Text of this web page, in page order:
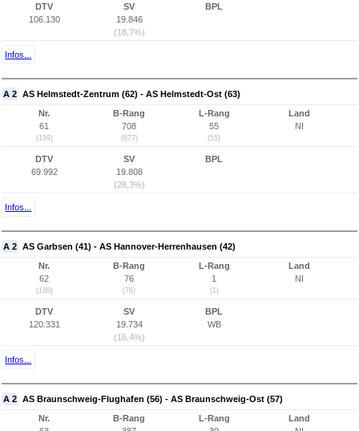
DTV
106.130
SV
19.846
(18,7%)
BPL
Infos...
A 2 AS Helmstedt-Zentrum (62) - AS Helmstedt-Ost (63)
Nr.
61
(199)
B-Rang
708
(677)
L-Rang
55
(55)
Land
NI
DTV
69.992
SV
19.808
(28,3%)
BPL
Infos...
A 2 AS Garbsen (41) - AS Hannover-Herrenhausen (42)
Nr.
62
(180)
B-Rang
76
(76)
L-Rang
1
(1)
Land
NI
DTV
120.331
SV
19.734
(16,4%)
BPL
WB
Infos...
A 2 AS Braunschweig-Flughafen (56) - AS Braunschweig-Ost (57)
Nr.
B-Rang
L-Rang
Land